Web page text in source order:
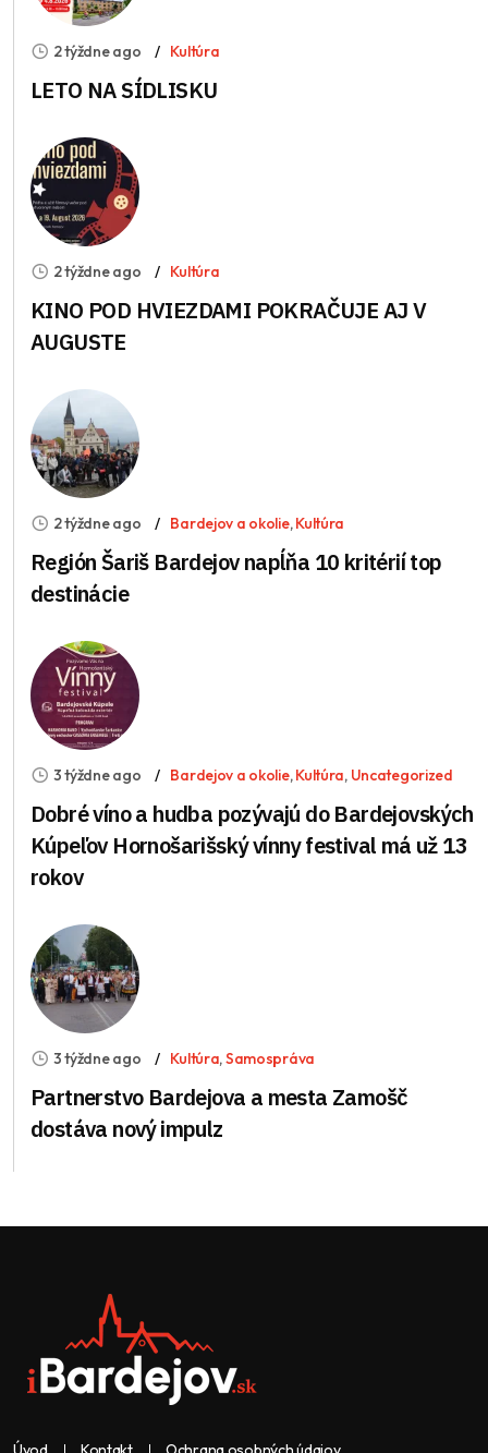
2 týždne ago Kultúra
LETO NA SÍDLISKU
2 týždne ago Kultúra
KINO POD HVIEZDAMI POKRAČUJE AJ V
AUGUSTE
2 týždne ago Bardejov a okolie,Kultúra
Región Šariš Bardejov napĺňa 10 kritérií top
destinácie
3 týždne ago Bardejov a okolie,Kultúra, Uncategorized
Dobré víno a hudba pozývajú do Bardejovských
Kúpeľov Hornošarišský vínny festival má už 13
rokov
3 týždne ago Kultúra,Samospráva
Partnerstvo Bardejova a mesta Zamošč
dostáva nový impulz